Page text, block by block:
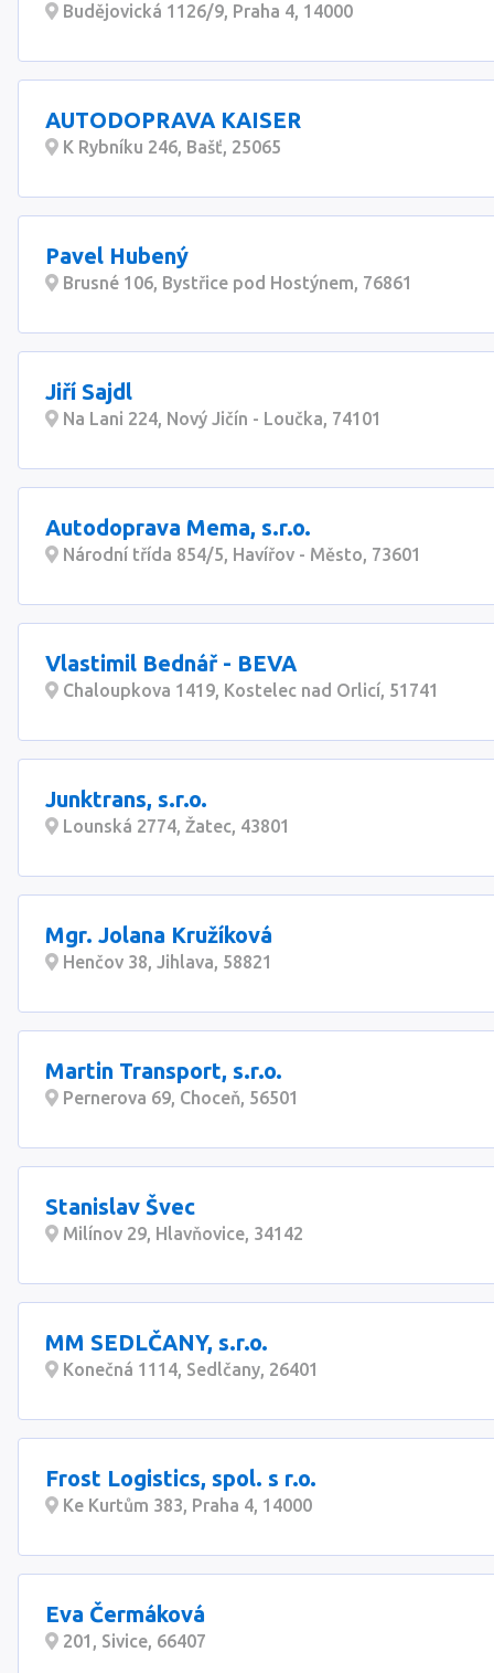
Budějovická 1126/9, Praha 4, 14000
AUTODOPRAVA KAISER
K Rybníku 246, Bašť, 25065
Pavel Hubený
Brusné 106, Bystřice pod Hostýnem, 76861
Jiří Sajdl
Na Lani 224, Nový Jičín - Loučka, 74101
Autodoprava Mema, s.r.o.
Národní třída 854/5, Havířov - Město, 73601
Vlastimil Bednář - BEVA
Chaloupkova 1419, Kostelec nad Orlicí, 51741
Junktrans, s.r.o.
Lounská 2774, Žatec, 43801
Mgr. Jolana Kružíková
Henčov 38, Jihlava, 58821
Martin Transport, s.r.o.
Pernerova 69, Choceň, 56501
Stanislav Švec
Milínov 29, Hlavňovice, 34142
MM SEDLČANY, s.r.o.
Konečná 1114, Sedlčany, 26401
Frost Logistics, spol. s r.o.
Ke Kurtům 383, Praha 4, 14000
Eva Čermáková
201, Sivice, 66407